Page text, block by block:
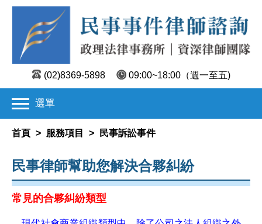
(02)8369-5898 09:00~18:00 （週一至五)
選單
首頁 > 服務項目 > 民事訴訟事件
民事律師幫助您解決合夥糾紛
常見的合夥糾紛類型